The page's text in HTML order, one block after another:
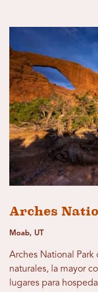
Arches
Moab, UT
Arches National
naturales, la mayor
lugares para